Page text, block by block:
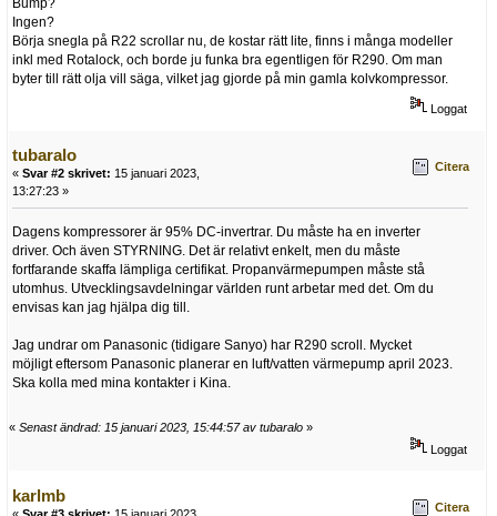
Ingen?
Börja snegla på R22 scrollar nu, de kostar rätt lite, finns i många modeller
inkl med Rotalock, och borde ju funka bra egentligen för R290. Om man
byter till rätt olja vill säga, vilket jag gjorde på min gamla kolvkompressor.
Loggat
tubaralo
« Svar #2 skrivet: 15 januari 2023,
13:27:23 »
Citera
Dagens kompressorer är 95% DC-invertrar. Du måste ha en inverter
driver. Och även STYRNING. Det är relativt enkelt, men du måste
fortfarande skaffa lämpliga certifikat. Propanvärmepumpen måste stå
utomhus. Utvecklingsavdelningar världen runt arbetar med det. Om du
envisas kan jag hjälpa dig till.
Jag undrar om Panasonic (tidigare Sanyo) har R290 scroll. Mycket
möjligt eftersom Panasonic planerar en luft/vatten värmepump april 2023.
Ska kolla med mina kontakter i Kina.
« Senast ändrad: 15 januari 2023, 15:44:57 av tubaralo »
Loggat
karlmb
Citera